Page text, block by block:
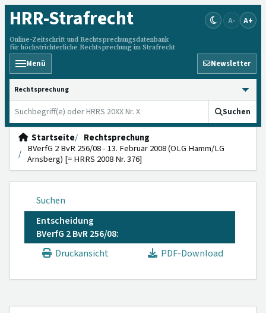
HRR-Strafrecht
Online-Zeitschrift und Rechtsprechungsdatenbank
für höchstrichterliche Rechtsprechung im Strafrecht
A- A+
Menü Newsletter
HRRS durchsuchen
Suchen
Startseite
Rechtsprechung
BVerfG 2 BvR 256/08 - 13. Februar 2008 (OLG Hamm/LG
Arnsberg) [= HRRS 2008 Nr. 376]
Suchen
Entscheidung
BVerfG 2 BvR 256/08:
Druckansicht
PDF-Download